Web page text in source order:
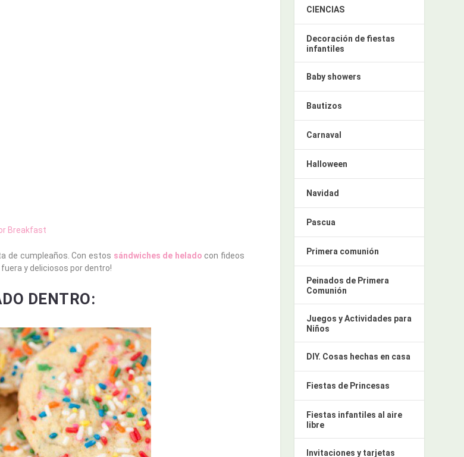
Breakfast
de cumpleaños. Con estos sándwiches de helado con fideos
y deliciosos por dentro!
DENTRO:
CIENCIAS
Decoración de fiestas
infantiles
Baby showers
Bautizos
Carnaval
Halloween
Navidad
Pascua
Primera comunión
Peinados de Primera
Comunión
Juegos y Actividades para
Niños
DIY. Cosas hechas en casa
Fiestas de Princesas
Fiestas infantiles al aire
libre
Invitaciones y tarjetas